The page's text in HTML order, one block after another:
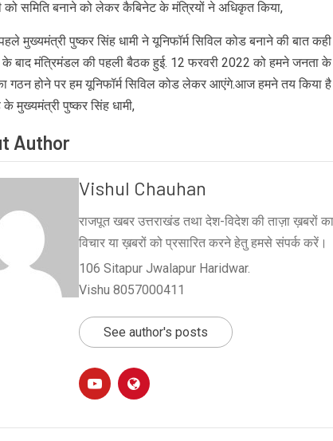
को समिति बनाने को लेकर कैबिनेट के मंत्रियों ने अधिकृत किया,
मुख्यमंत्री पुष्कर सिंह धामी ने यूनिफॉर्म सिविल कोड बनाने की बात
बाद मंत्रिमंडल की पहली बैठक हुई. 12 फरवरी 2022 को हमने जनता के
गठन होने पर हम यूनिफॉर्म सिविल कोड लेकर आएंगे.आज हमने तय किया
के मुख्यमंत्री पुष्कर सिंह धामी,
Author
Vishul Chauhan
राजपूत खबर उत्तराखंड तथा देश-विदेश की ताज़ा ख़बरों
विचार या ख़बरों को प्रसारित करने हेतु हमसे संपर्क करें।
106 Sitapur Jwalapur Haridwar.
Vishu 8057000411
See author's posts